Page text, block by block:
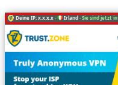
Deine IP: x.x.x.x · Irland ·Sie sind jetzt in